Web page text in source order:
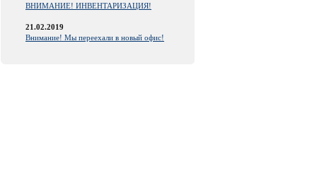
ВНИМАНИЕ! ИНВЕНТАРИЗАЦИЯ!
21.02.2019
Внимание! Мы переехали в новый офис!